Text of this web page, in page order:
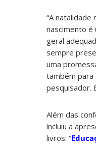
“A natalidade
nascimento é
geral
sempre
uma
também para
pesquisador.
Além das
incluiu a
livros: “